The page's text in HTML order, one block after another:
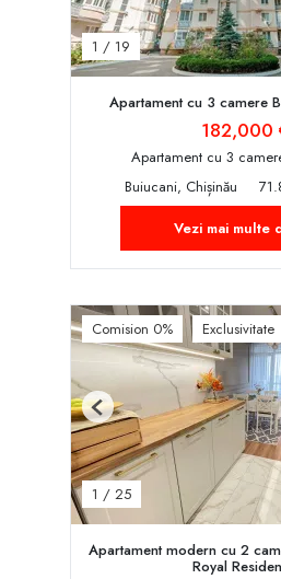
1 / 19
Apartament cu 3 camere
182,000
Apartament cu 3
Buiucani, Chișinău
Vezi mai multe
Comision 0% Exclusivitate
1 / 25
Previous
Apartament modern cu 2
Royal